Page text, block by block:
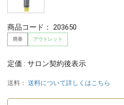
商品コード： 203650
廃番 アウトレット
定価 : サロン契約後表示
送料： 送料について詳しくはこちら